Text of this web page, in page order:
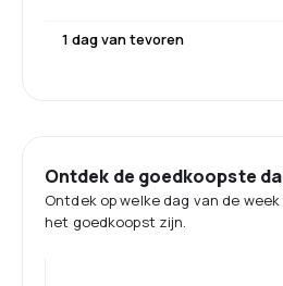
1 dag van tevoren
Ontdek de goedkoopste
Ontdek op welke dag van de
het goedkoopst zijn.